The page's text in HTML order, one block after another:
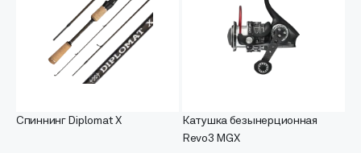
Спиннинг Diplomat X
Катушка безынерционная
Revo3 MGX